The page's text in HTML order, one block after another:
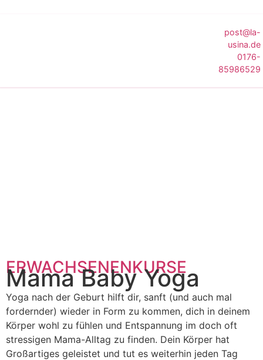
post@la-
usina.de
0176-
85986529
ERWACHSENENKURSE
Mama Baby Yoga
Yoga nach der Geburt hilft dir, sanft (und auch mal
fordernder) wieder in Form zu kommen, dich in deinem
Körper wohl zu fühlen und Entspannung im doch oft
stressigen Mama-Alltag zu finden. Dein Körper hat
Großartiges geleistet und tut es weiterhin jeden Tag